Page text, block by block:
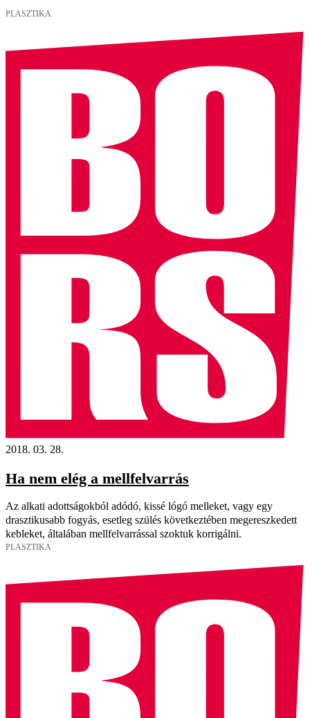
PLASZTIKA
2018. 03. 28.
Ha nem elég a mellfelvarrás
Az alkati adottságokból adódó, kissé lógó melleket, vagy egy
drasztikusabb fogyás, esetleg szülés következtében megereszkedett
kebleket, általában mellfelvarrással szoktuk korrigálni.
PLASZTIKA